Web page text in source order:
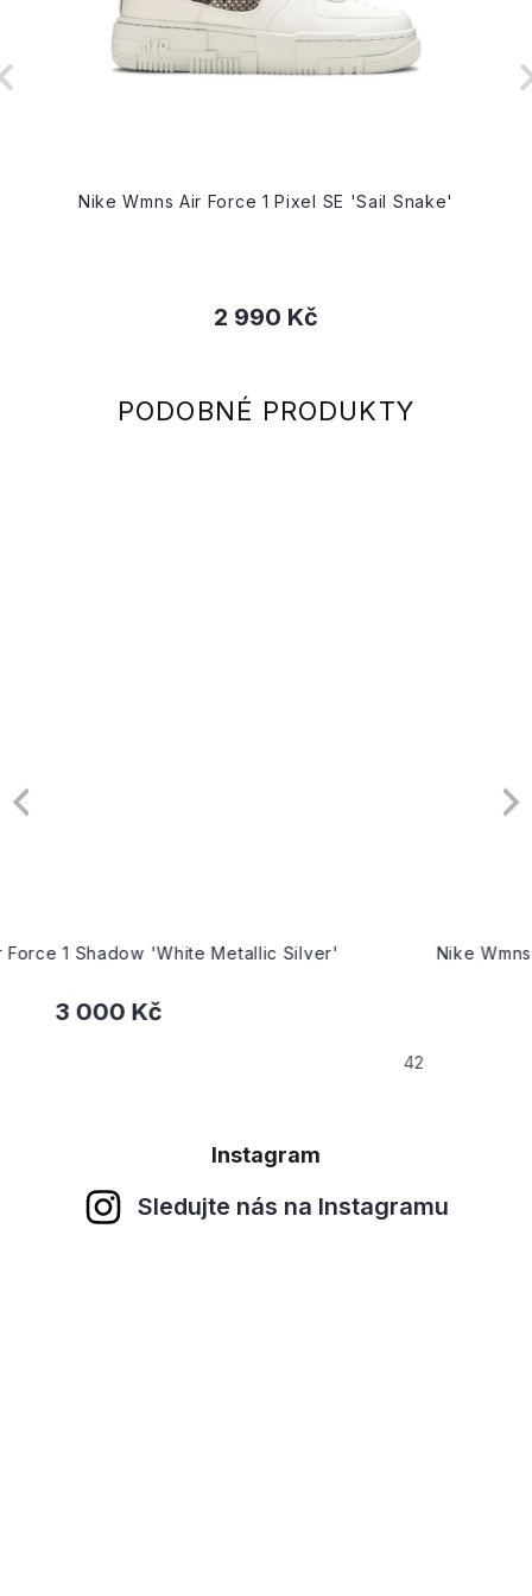
Nike Wmns Air Force 1 Pixel SE 'Sail Snake'
2 990 Kč
Nike Wmns Air Force 1 Shadow 'Sail Royal Red'
Instagram
Sledujte nás na Instagramu